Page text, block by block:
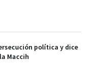
política y dice
Maccih